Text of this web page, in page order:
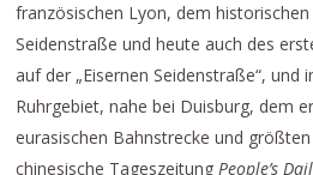
französischen Lyon, dem
Seidenstraße und heute auch des
auf der „Eisernen Seidenstraße“, und
Ruhrgebiet, nahe bei Duisburg, dem
eurasischen Bahnstrecke und
chinesische TageszeitungPeople’s